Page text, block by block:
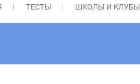
ТЕСТЫ ШКОЛЫ И КЛУБЫ